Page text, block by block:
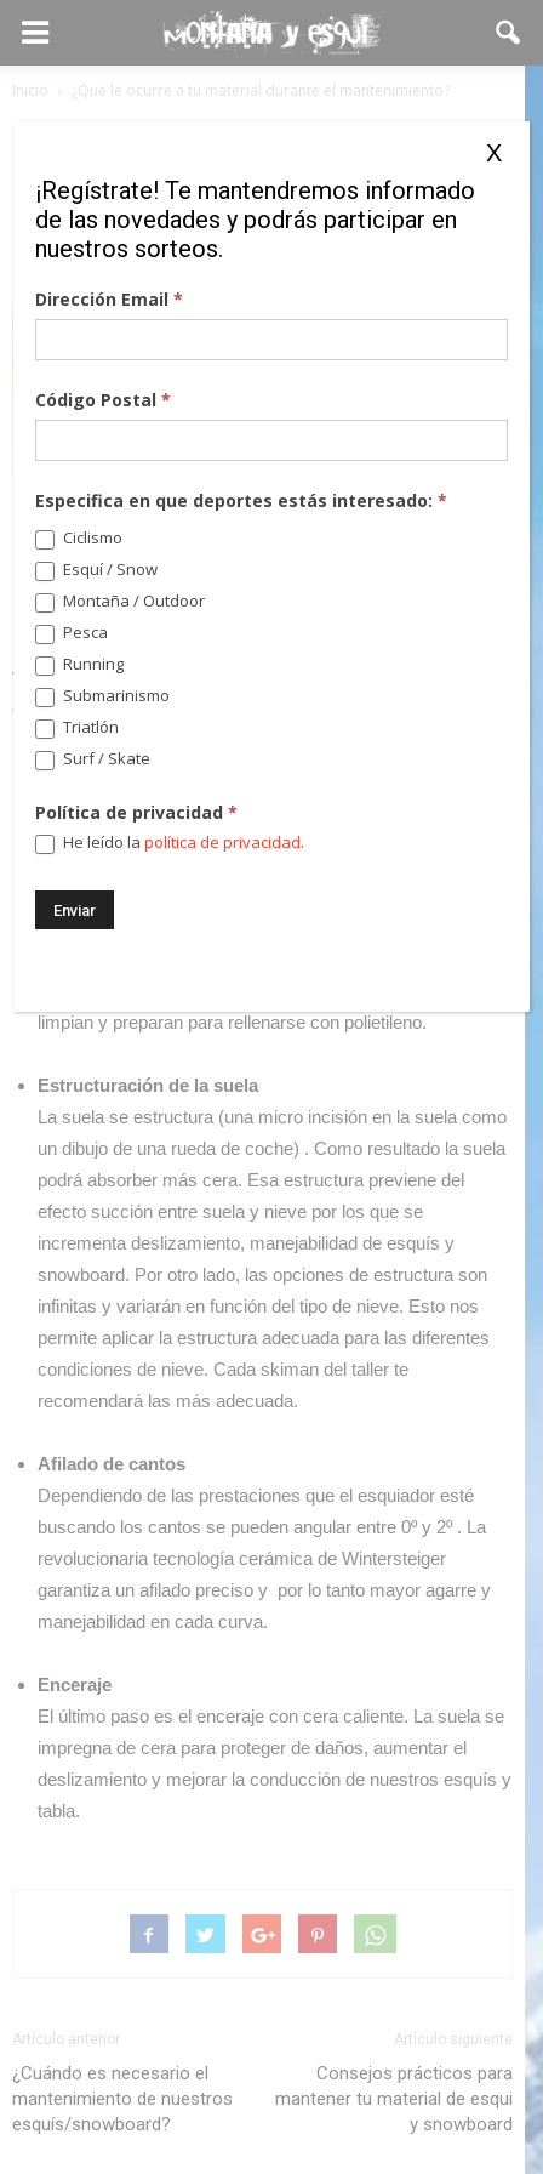
Inicio ¿Que le ocurre a tu material durante el mantenimiento?
durante el mantenimiento?
1 diciembre, 2020
Un mantenimiento significa adaptar el material al nivel
requerido por el esquiador. Explícale a tu taller Wintersteiger el
nivel de esquí o snowboard que tienes, que tipo de terreno y
pistas te gustan más y que es importante para ti (agarre,
velocidad, giro corto rápido…) Con esta información el skiman
adaptará el mantenimiento a tus preferencias.
Los cinco puntos en los que se centrará el taller son:
Inspección:
pueda tener el material.
limpian y preparan para rellenarse con polietileno.
Estructuración de la suela
La suela se estructura (una micro incisión en la suela como
un dibujo de una rueda de coche) . Como resultado la suela
podrá absorber más cera. Esa estructura previene del
efecto succión entre suela y nieve por los que se
incrementa deslizamiento, manejabilidad de esquís y
snowboard. Por otro lado, las opciones de estructura son
infinitas y variarán en función del tipo de nieve. Esto nos
permite aplicar la estructura adecuada para las diferentes
condiciones de nieve. Cada skiman del taller te
recomendará las más adecuada.
Afilado de cantos
Dependiendo de las prestaciones que el esquiador esté
buscando los cantos se pueden angular entre 0º y 2º . La
revolucionaria tecnología cerámica de Wintersteiger
garantiza un afilado preciso y por lo tanto mayor agarre y
manejabilidad en cada curva.
Enceraje
El último paso es el enceraje con cera caliente. La suela se
impregna de cera para proteger de daños, aumentar el
deslizamiento y mejorar la conducción de nuestros esquís y
tabla.
Artículo anterior
¿Cuándo es necesario el
mantenimiento de nuestros
esquís/snowboard?
Artículo siguiente
Consejos prácticos para
mantener tu material de esqui
y snowboard
¡Regístrate! Te mantendremos informado
de las novedades y podrás participar en
nuestros sorteos.
Dirección Email*
Código Postal*
Especifica en que deportes estás interesado:*
Ciclismo
Esquí / Snow
Montaña / Outdoor
Pesca
Running
Submarinismo
Triatlón
Surf / Skate
Política de privacidad*
He leído lapolítica de privacidad.
X